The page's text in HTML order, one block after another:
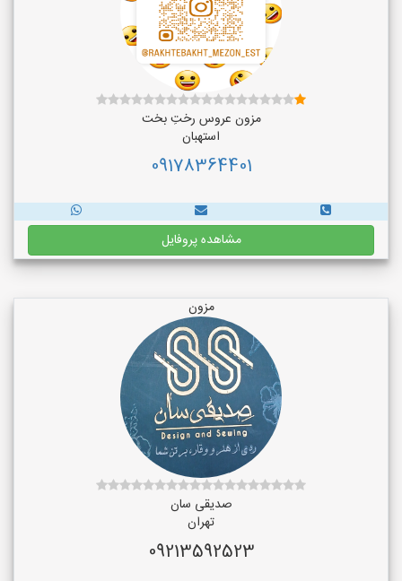
مزون عروس رختِ بخت
استهبان
09178364401
مشاهده پروفایل
مزون
صدیقی سان
تهران
09213592523